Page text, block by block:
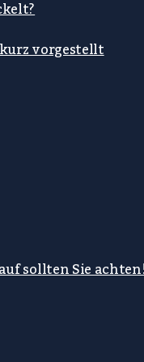
vorgestellt
sollten Sie